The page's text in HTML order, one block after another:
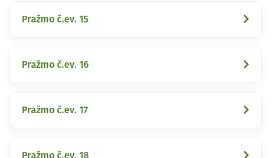
Pražmo č.ev. 15
Pražmo č.ev. 16
Pražmo č.ev. 17
Pražmo č.ev. 18